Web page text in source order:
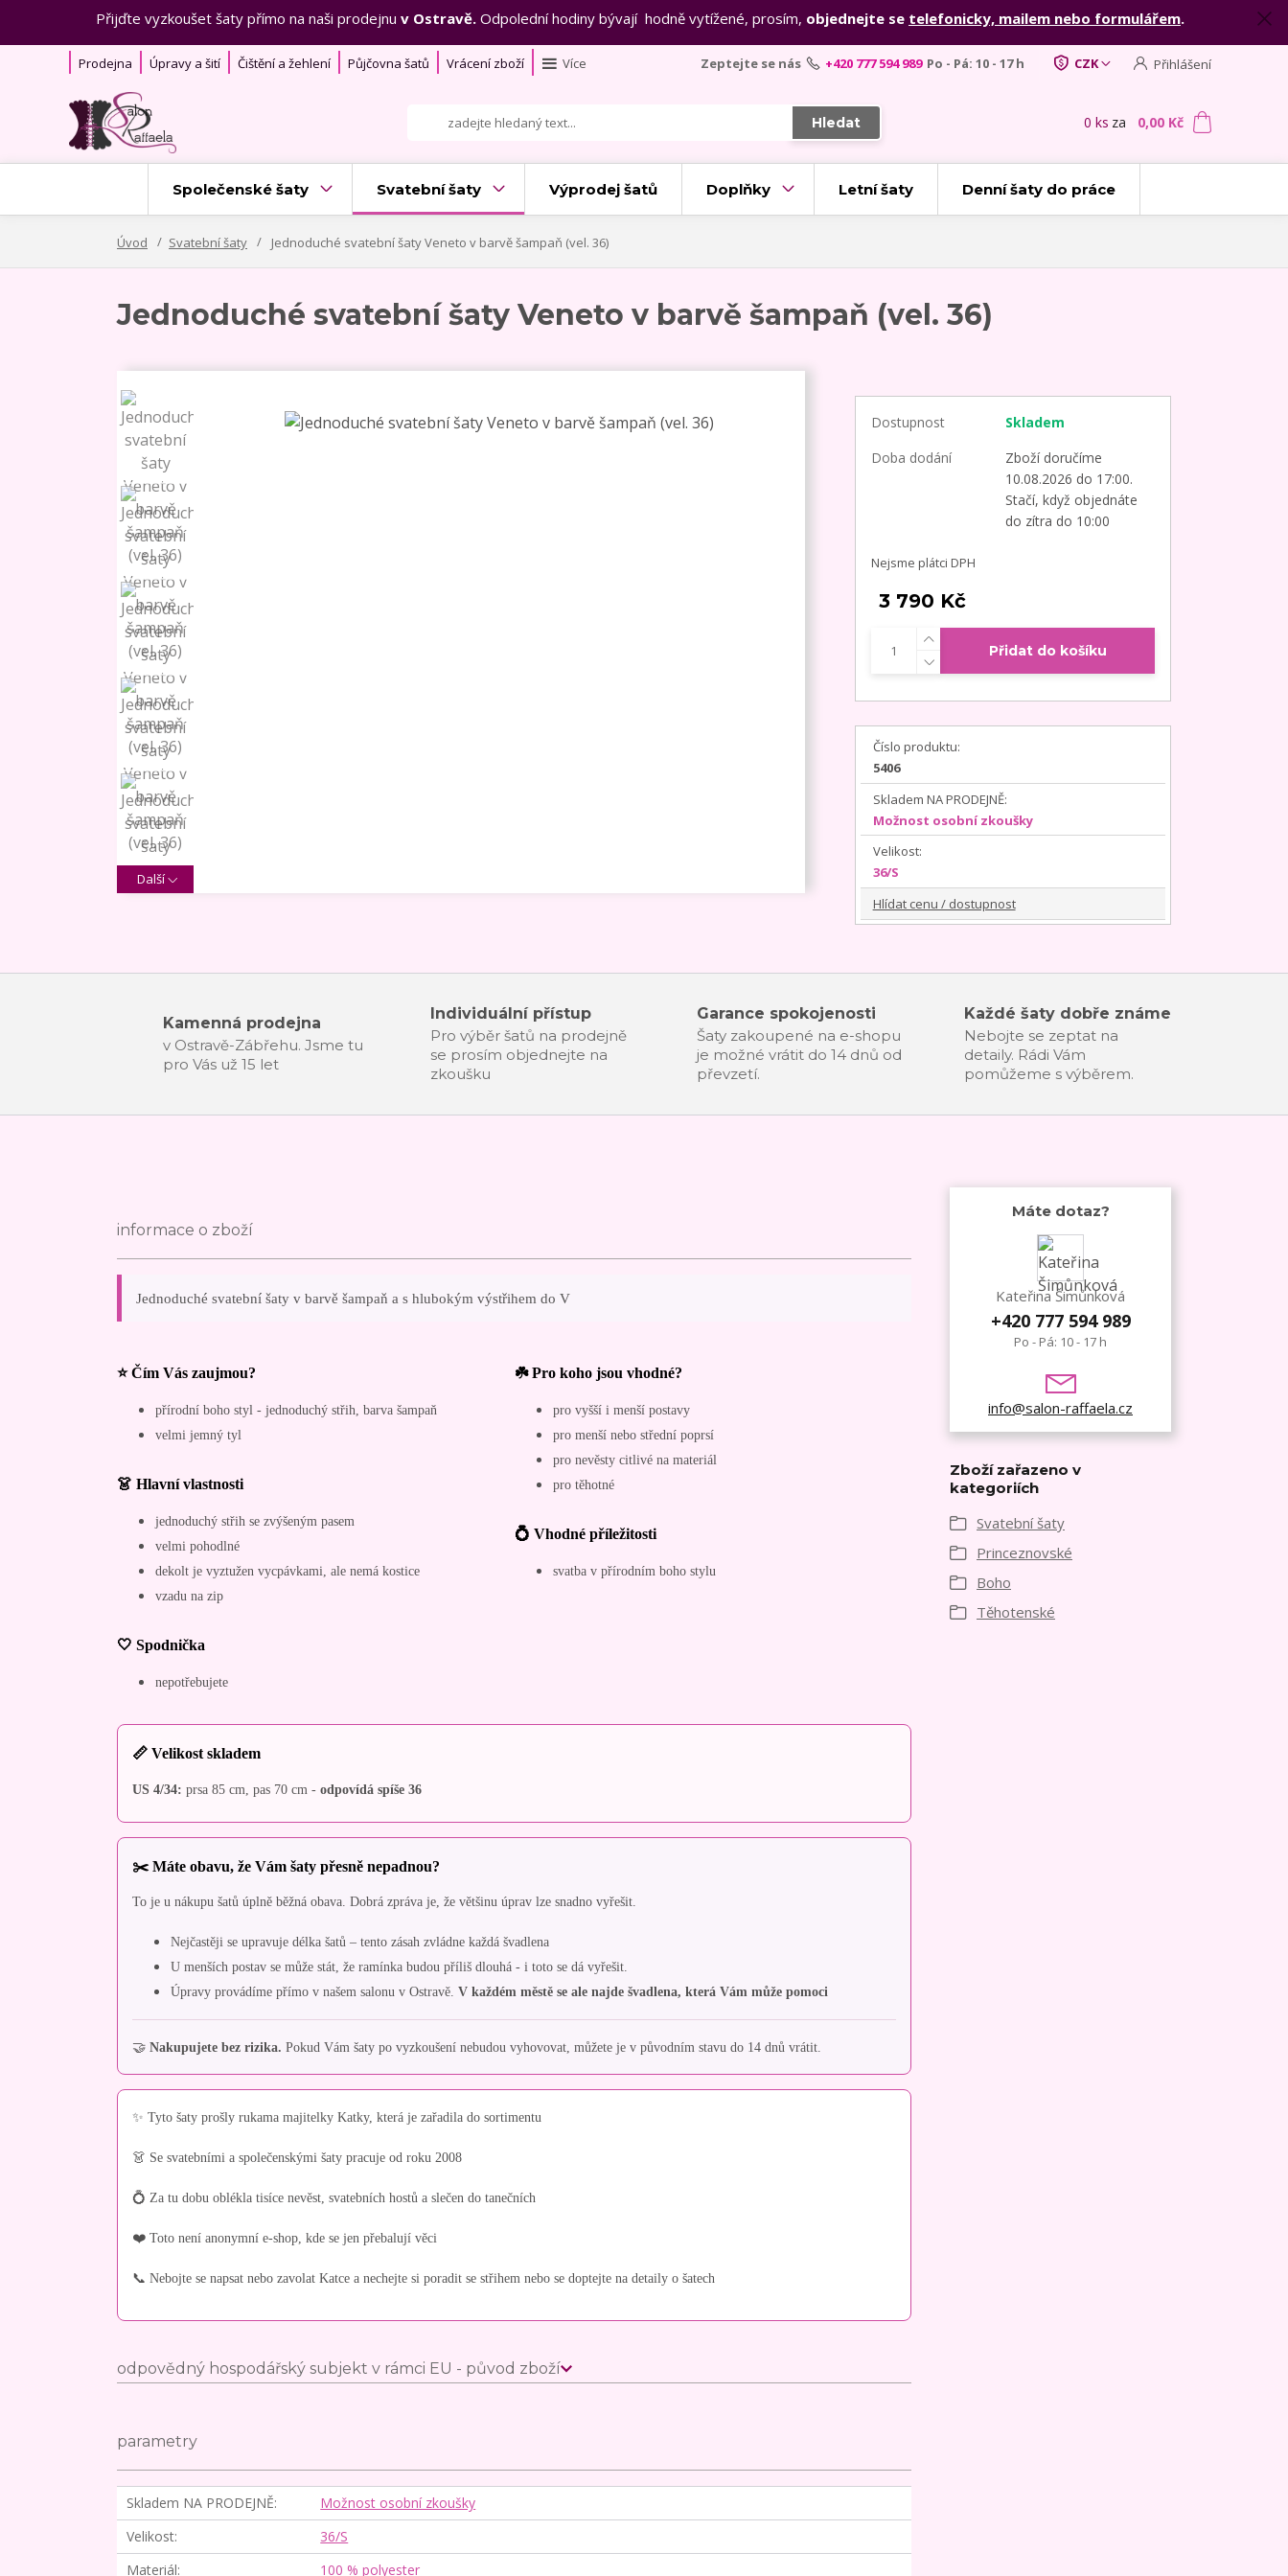
Přijďte vyzkoušet šaty přímo na naši prodejnu v Ostravě. Odpolední hodiny bývají hodně vytížené, prosím, objednejte se telefonicky, mailem nebo formulářem.
Prodejna Úpravy a šití Čištění a žehlení Půjčovna šatů Vrácení zboží Více CZK Přihlášení
Hledat
Zeptejte se nás +420 777 594 989 Po - Pá: 10 - 17 h
0 ks za 0,00 Kč
Společenské šaty Svatební šaty Výprodej šatů Doplňky Letní šaty Denní šaty do práce
Úvod Svatební šaty Jednoduché svatební šaty Veneto v barvě šampaň (vel. 36)
Jednoduché svatební šaty Veneto v barvě šampaň (vel. 36)
Další
Dostupnost
Skladem
Doba dodání
Zboží doručíme
10.08.2026 do 17:00.
Stačí, když objednáte
do zítra do 10:00
Nejsme plátci DPH
3 790 Kč
Přidat do košíku
Číslo produktu:
5406
Skladem NA PRODEJNĚ:
Možnost osobní zkoušky
Velikost:
36/S
Hlídat cenu / dostupnost
Kamenná prodejna
v Ostravě-Zábřehu. Jsme tu
pro Vás už 15 let
Individuální přístup
Pro výběr šatů na prodejně
se prosím objednejte na
zkoušku
Garance spokojenosti
Šaty zakoupené na e-shopu
je možné vrátit do 14 dnů od
převzetí.
Každé šaty dobře známe
Nebojte se zeptat na
detaily. Rádi Vám
pomůžeme s výběrem.
informace o zboží
Jednoduché svatební šaty v barvě šampaň a s hlubokým výstřihem do V
⭐ Čím Vás zaujmou?
přírodní boho styl - jednoduchý střih, barva šampaň
velmi jemný tyl
👗 Hlavní vlastnosti
jednoduchý střih se zvýšeným pasem
velmi pohodlné
dekolt je vyztužen vycpávkami, ale nemá kostice
vzadu na zip
🤍 Spodnička
nepotřebujete
☘️ Pro koho jsou vhodné?
pro vyšší i menší postavy
pro menší nebo střední poprsí
pro nevěsty citlivé na materiál
pro těhotné
💍 Vhodné příležitosti
svatba v přírodním boho stylu
📏 Velikost skladem
US 4/34: prsa 85 cm, pas 70 cm - odpovídá spíše 36
✂️ Máte obavu, že Vám šaty přesně nepadnou?
To je u nákupu šatů úplně běžná obava. Dobrá zpráva je, že většinu úprav lze snadno vyřešit.
Nejčastěji se upravuje délka šatů – tento zásah zvládne každá švadlena
U menších postav se může stát, že ramínka budou příliš dlouhá - i toto se dá vyřešit.
Úpravy provádíme přímo v našem salonu v Ostravě. V každém městě se ale najde švadlena, která Vám může pomoci
🤝 Nakupujete bez rizika. Pokud Vám šaty po vyzkoušení nebudou vyhovovat, můžete je v původním stavu do 14 dnů vrátit.
✨ Tyto šaty prošly rukama majitelky Katky, která je zařadila do sortimentu
👗 Se svatebními a společenskými šaty pracuje od roku 2008
💍 Za tu dobu oblékla tisíce nevěst, svatebních hostů a slečen do tanečních
❤️ Toto není anonymní e-shop, kde se jen přebalují věci
📞 Nebojte se napsat nebo zavolat Katce a nechejte si poradit se střihem nebo se doptejte na detaily o šatech
odpovědný hospodářský subjekt v rámci EU - původ zboží
parametry
Skladem NA PRODEJNĚ
Možnost osobní zkoušky
Velikost
36/S
Materiál
100 % polyester
Máte dotaz?
Kateřina Šimůnková
+420 777 594 989
Po - Pá: 10 - 17 h
info@salon-raffaela.cz
Zboží zařazeno v
kategoriích
Svatební šaty
Princeznovské
Boho
Těhotenské